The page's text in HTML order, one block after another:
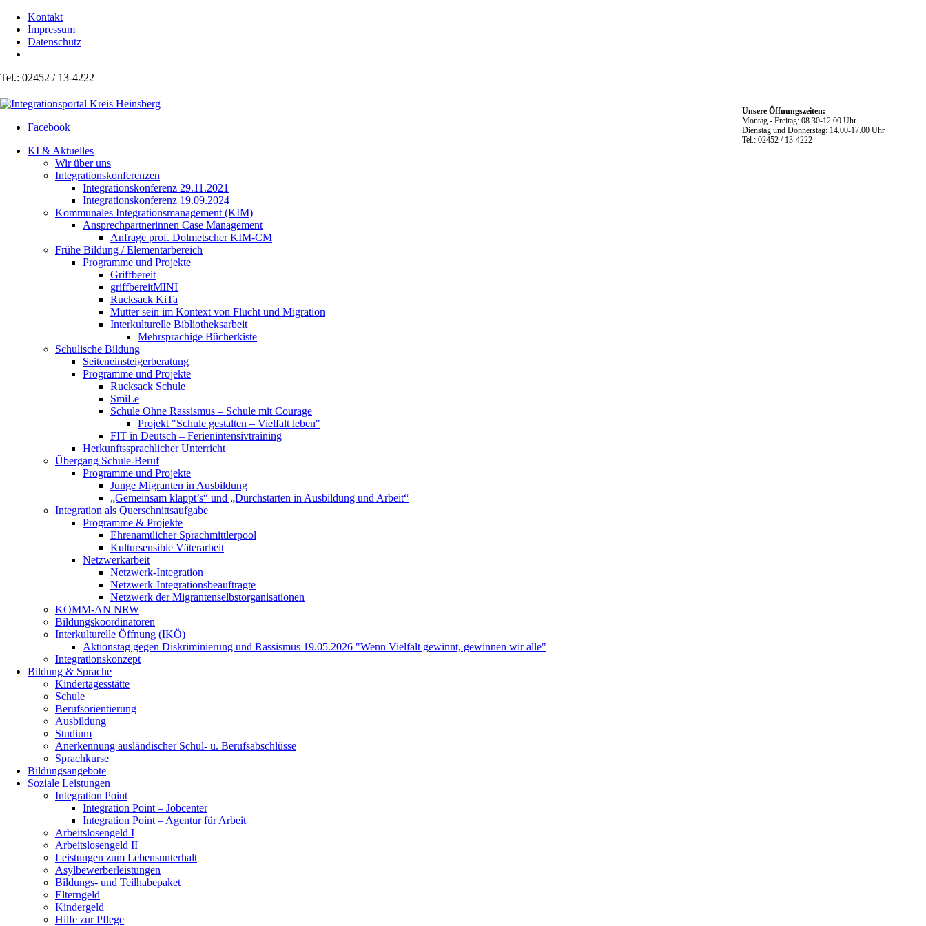
Kontakt
Impressum
Datenschutz
Tel.: 02452 / 13-4222
Unsere Öffnungszeiten:
Montag - Freitag: 08.30-12.00 Uhr
Dienstag und Donnerstag: 14.00-17.00 Uhr
Tel.: 02452 / 13-4222
Facebook
KI & Aktuelles
Wir über uns
Integrationskonferenzen
Integrationskonferenz 29.11.2021
Integrationskonferenz 19.09.2024
Kommunales Integrationsmanagement (KIM)
Ansprechpartnerinnen Case Management
Anfrage prof. Dolmetscher KIM-CM
Frühe Bildung / Elementarbereich
Programme und Projekte
Griffbereit
griffbereitMINI
Rucksack KiTa
Mutter sein im Kontext von Flucht und Migration
Interkulturelle Bibliotheksarbeit
Mehrsprachige Bücherkiste
Schulische Bildung
Seiteneinsteigerberatung
Programme und Projekte
Rucksack Schule
SmiLe
Schule Ohne Rassismus – Schule mit Courage
Projekt "Schule gestalten – Vielfalt leben"
FIT in Deutsch – Ferienintensivtraining
Herkunftssprachlicher Unterricht
Übergang Schule-Beruf
Programme und Projekte
Junge Migranten in Ausbildung
„Gemeinsam klappt’s“ und „Durchstarten in Ausbildung und Arbeit“
Integration als Querschnittsaufgabe
Programme & Projekte
Ehrenamtlicher Sprachmittlerpool
Kultursensible Väterarbeit
Netzwerkarbeit
Netzwerk-Integration
Netzwerk-Integrationsbeauftragte
Netzwerk der Migrantenselbstorganisationen
KOMM-AN NRW
Bildungskoordinatoren
Interkulturelle Öffnung (IKÖ)
Aktionstag gegen Diskriminierung und Rassismus 19.05.2026 "Wenn Vielfalt gewinnt, gewinnen wir alle"
Integrationskonzept
Bildung & Sprache
Kindertagesstätte
Schule
Berufsorientierung
Ausbildung
Studium
Anerkennung ausländischer Schul- u. Berufsabschlüsse
Sprachkurse
Bildungsangebote
Soziale Leistungen
Integration Point
Integration Point – Jobcenter
Integration Point – Agentur für Arbeit
Arbeitslosengeld I
Arbeitslosengeld II
Leistungen zum Lebensunterhalt
Asylbewerberleistungen
Bildungs- und Teilhabepaket
Elterngeld
Kindergeld
Hilfe zur Pflege